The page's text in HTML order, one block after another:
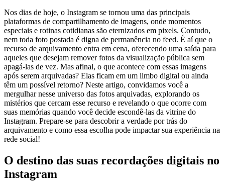
Nos dias de hoje, o Instagram se tornou uma das principais
plataformas de compartilhamento de imagens, onde ⁤momentos
especiais e rotinas cotidianas são‌ eternizados em pixels. Contudo,⁤
nem toda foto ​postada é digna de permanência ⁣no feed. É ⁤aí que o
recurso de arquivamento entra em cena, oferecendo uma saída para
aqueles que desejam remover fotos da visualização pública sem
apagá-las de ⁣vez. Mas‌ afinal, o que acontece com essas imagens
‌após⁢ serem arquivadas? Elas ficam em um limbo digital ou ainda
têm um possível retorno? Neste artigo, convidamos você a
mergulhar nesse ⁢universo das fotos arquivadas, explorando os
mistérios que cercam esse recurso e revelando o que ocorre com
suas memórias quando você decide escondê-las da vitrine do
Instagram. Prepare-se para descobrir a verdade por trás do
arquivamento e como essa escolha pode impactar sua experiência na
rede social!
O destino das ‍suas recordações digitais no
Instagram